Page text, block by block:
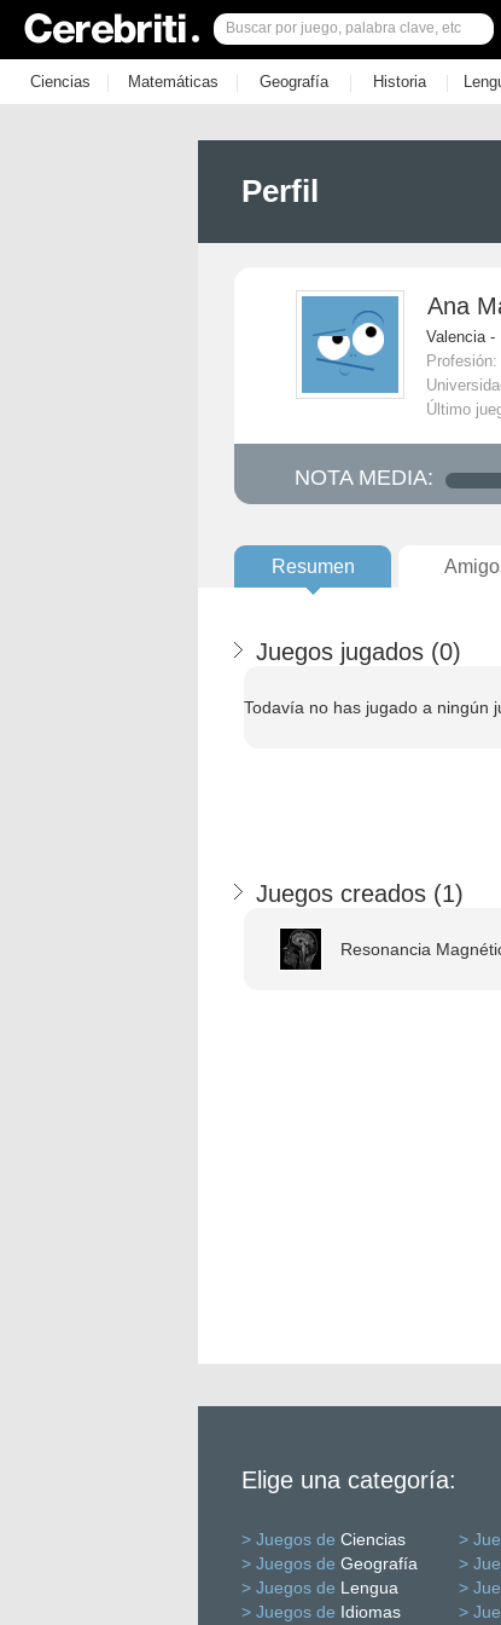
Ciencias | Matemáticas | Geografía | Historia |
Perfil
Ana
Valencia -
Profesión:
Último
NOTA MEDIA:
Resumen
Juegos jugados (0)
Todavía no has jugado a ningún
Juegos creados (1)
Resonancia
Elige una categoría:
> Juegos de Ciencias >
> Juegos de Geografía >
> Juegos de Lengua >
> Juegos de Idiomas >